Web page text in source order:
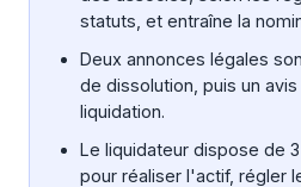
statuts, et entraîne la
Deux annonces légales
de dissolution, puis un
liquidation.
Le liquidateur dispose de
pour réaliser l'actif, régler